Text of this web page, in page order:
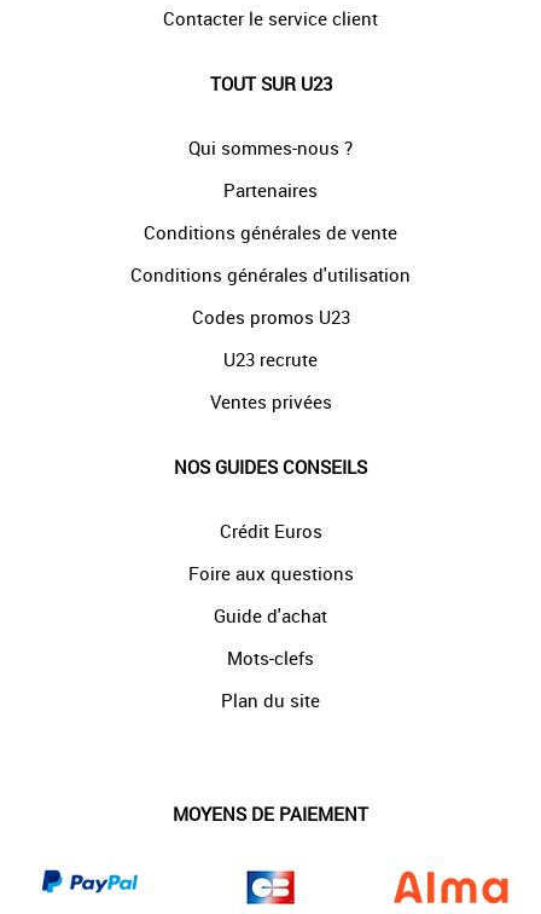
Contacter le service client
TOUT SUR U23
Qui sommes-nous ?
Partenaires
Conditions générales de vente
Conditions générales d'utilisation
Codes promos U23
U23 recrute
Ventes privées
NOS GUIDES CONSEILS
Crédit Euros
Foire aux questions
Guide d'achat
Mots-clefs
Plan du site
MOYENS DE PAIEMENT